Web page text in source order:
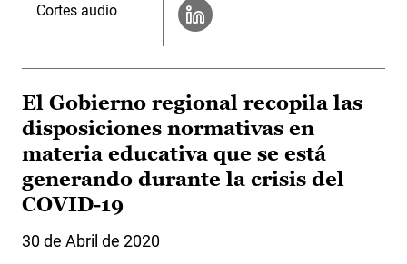
Cortes audio
El Gobierno regional recopila las
disposiciones normativas en
materia educativa que se está
generando durante la crisis del
COVID-19
30 de Abril de 2020